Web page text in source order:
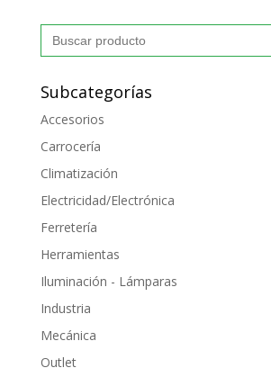
Buscar:
Subcategorías
Accesorios
Carrocería
Climatización
Electricidad/Electrónica
Ferretería
Herramientas
Iluminación - Lámparas
Industria
Mecánica
Outlet